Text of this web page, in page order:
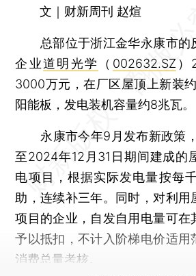
文｜财新周刊 赵煊
总部位于浙江金华永康市的
企业道明光学 （ 002632.SZ ）
3000万元，在厂区屋顶上新装
阳能板，发电装机容量约8兆瓦。
永康市今年9月发布新政策，
至2024年12月31日期间建成的
电项目，根据实际发电量按每
助，连续补三年。同时，对利用
项目的企业，自发自用电量可在
予以抵扣，不计入阶梯电价适用
消费总量考核。